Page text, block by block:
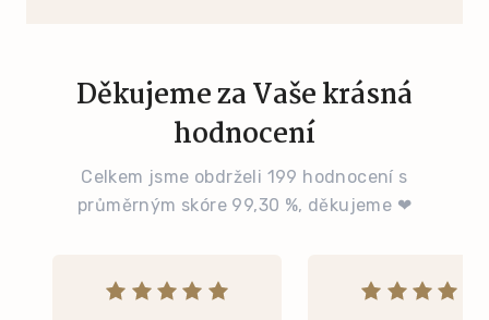
Děkujeme za Vaše krásná
hodnocení
Celkem jsme obdrželi 199 hodnocení s
průměrným skóre 99,30 %, děkujeme ❤